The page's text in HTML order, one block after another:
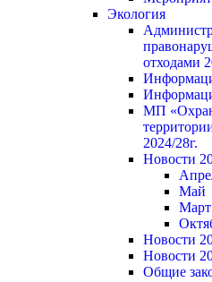
Экология
отходами
МП
2024/28г.
Новости
Май
Март
Новости
Новости
Общие